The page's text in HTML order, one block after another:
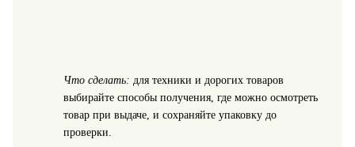
Что сделать: для техники и дорогих товаров
выбирайте способы получения, где можно осмотреть
товар при выдаче, и сохраняйте упаковку до
проверки.